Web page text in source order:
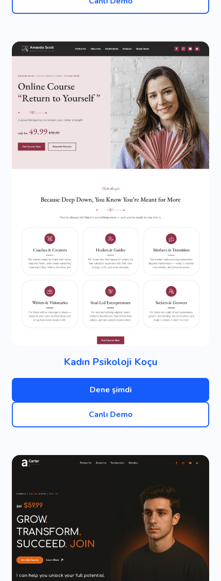
Kadın Psikoloji Koçu
Dene şimdi
Canlı Demo